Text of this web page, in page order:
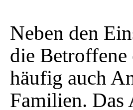
Neben den
die Betroffene
häufig auch
Familien. Das